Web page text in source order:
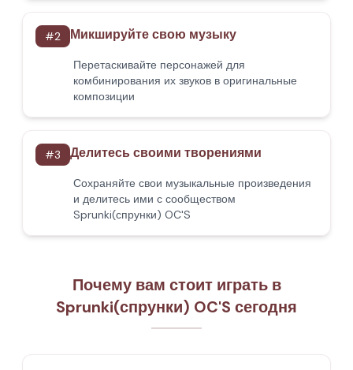
#2 Микшируйте свою музыку
Перетаскивайте персонажей для
комбинирования их звуков в оригинальные
композиции
#3 Делитесь своими творениями
Сохраняйте свои музыкальные произведения
и делитесь ими с сообществом
Sprunki(спрунки) OC'S
Почему вам стоит играть в
Sprunki(спрунки) OC'S сегодня